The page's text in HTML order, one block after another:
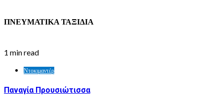
ΠΝΕΥΜΑΤΙΚΑ ΤΑΞΙΔΙΑ
1 min read
Ντοκιμαντέρ
Παναγία Προυσιώτισσα